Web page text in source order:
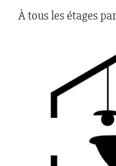
À tous les étages